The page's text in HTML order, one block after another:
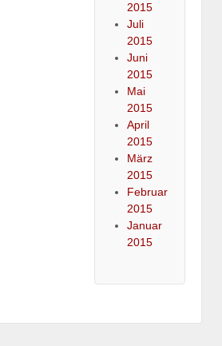
2015
Juli
2015
Juni
2015
Mai
2015
April
2015
März
2015
Februar
2015
Januar
2015